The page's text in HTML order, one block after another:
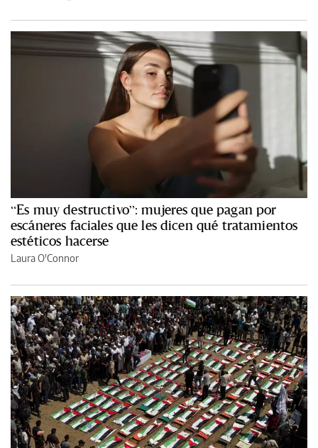
“Es muy destructivo”: mujeres que pagan por
escáneres faciales que les dicen qué tratamientos
estéticos hacerse
Laura O'Connor